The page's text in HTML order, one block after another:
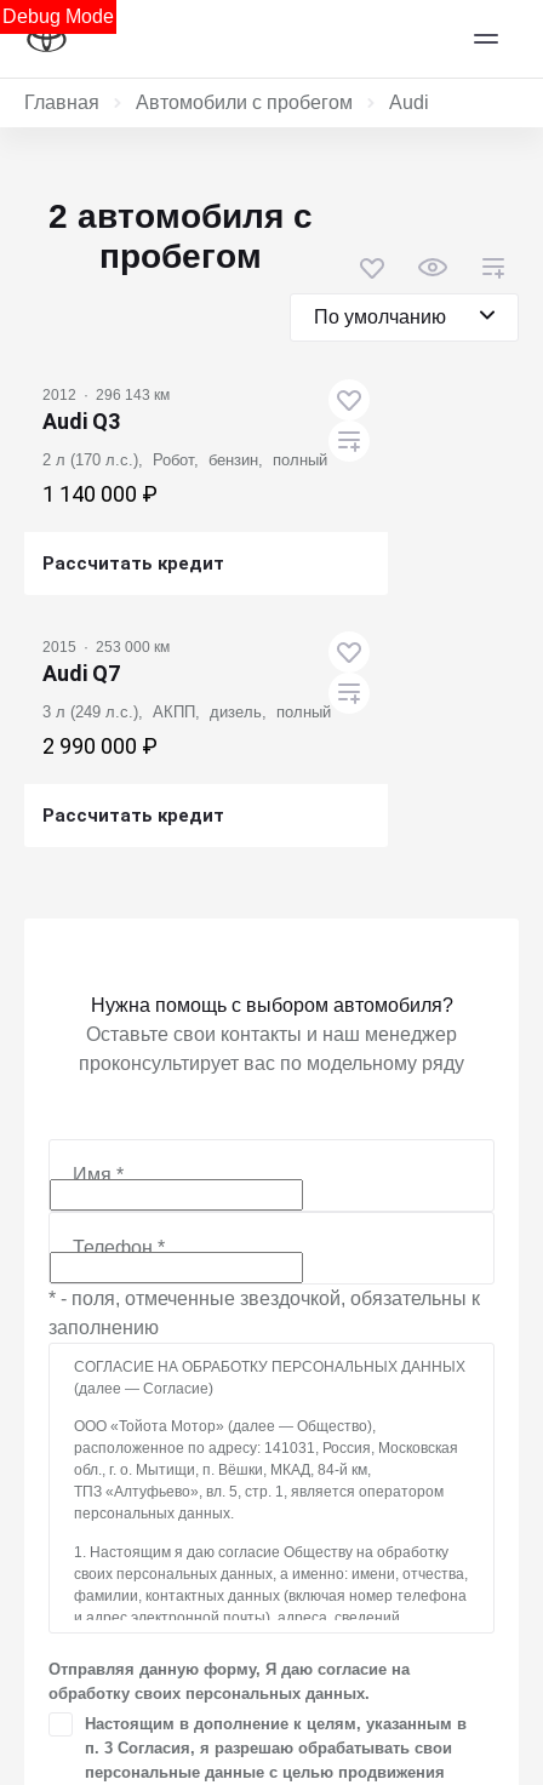
Debug Mode
Главная Автомобили с пробегом Audi
2 автомобиля с
пробегом
По умолчанию
2012 · 296 143 км
Audi Q3
2 л (170 л.с.), Робот, бензин, полный
1 140 000 ₽
Рассчитать кредит
2015 · 253 000 км
Audi Q7
3 л (249 л.с.), АКПП, дизель, полный
2 990 000 ₽
Рассчитать кредит
Нужна помощь с выбором автомобиля?
Оставьте свои контакты и наш менеджер
проконсультирует вас по модельному ряду
Имя*
Телефон*
* - поля, отмеченные звездочкой, обязательны к
заполнению
СОГЛАСИЕ НА ОБРАБОТКУ ПЕРСОНАЛЬНЫХ ДАННЫХ
(далее — Согласие)
ООО «Тойота Мотор» (далее — Общество),
расположенное по адресу: 141031, Россия, Московская
обл., г. о. Мытищи, п. Вёшки, МКАД, 84-й км,
ТПЗ «Алтуфьево», вл. 5, стр. 1, является оператором
персональных данных.
1. Настоящим я даю согласие Обществу на обработку
своих персональных данных, а именно: имени, отчества,
фамилии, контактных данных (включая номер телефона
и адрес электронной почты), адреса, сведений
к автомобилю(-ям) и товарам/услугам, IP-адреса, сведений
об устройстве, операционной системы устройства
и модели мобильного телефона посетителя сайта,
уникального идентификатора посетителя сайта,
предпочтительного времени и способа для контакта,
истории контактов.
Отправляя данную форму, Я даю согласие на
обработку своих персональных данных.
Настоящим в дополнение к целям, указанным в
п. 3 Согласия, я разрешаю обрабатывать свои
персональные данные с целью продвижения